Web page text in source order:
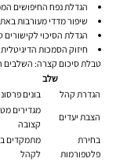
הגדלת נפח החיפושים
שיפור מדדי מעורבות
הגדלת הסיכוי
חיזוק הסמכות
טבלת סיכום קצרה: השלבים
שלב
הגדרת קהל
בונים
הצבת יעדים
קצובה
בחירת
פלטפורמות
לקהל